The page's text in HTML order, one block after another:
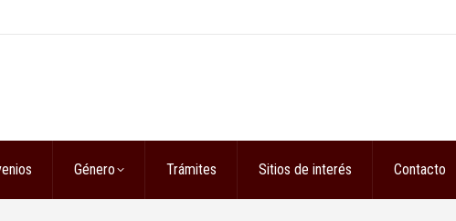
Género Trámites Sitios de interés Contacto